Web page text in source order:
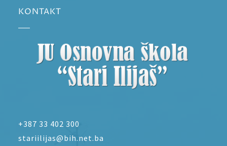
KONTAKT
+387 33 402 300
stariilijas@bih.net.ba